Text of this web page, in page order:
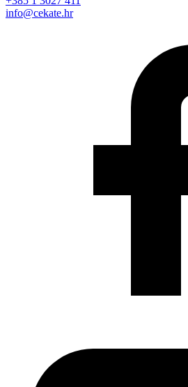
info@cekate.hr